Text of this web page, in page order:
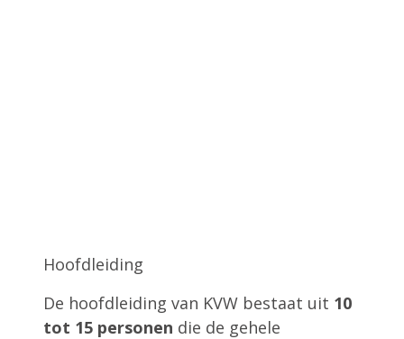
Hoofdleiding
De hoofdleiding van KVW bestaat uit 10
tot 15 personen die de gehele